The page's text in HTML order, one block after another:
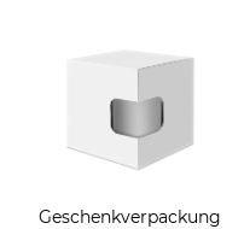
Geschenkverpackung